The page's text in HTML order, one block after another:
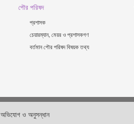
পৌর পরিষদ
প্রশাসক
চেয়ারম্যান, মেয়র ও প্রশাসকগণ
বর্তমান পৌর পরিষদ বিষয়ক তথ্য
অভিযোগ ও অনুসন্ধান